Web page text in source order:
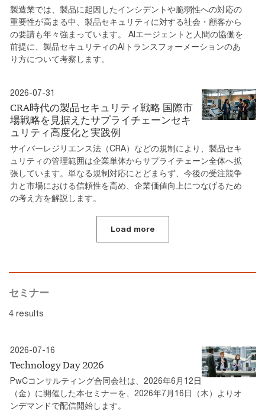
製造業では、製品に起因したインシデントや脆弱性への対応の
重要性が高まる中、製品セキュリティに対する社会・顧客から
の要請も年々強まっています。 AIエージェントと人間の協働を
前提に、製品セキュリティのAIトランスフォーメーションのあ
り方について考察します。
2026-07-31
CRA時代の製品セキュリティ戦略 国際市
場戦略を見据えたサプライチェーンセキ
ュリティ高度化と実践例
サイバーレジリエンス法（CRA）などの規制により、製品セキ
ュリティの管理範囲は企業単体からサプライチェーン全体へ拡
張しています。単なる規制対応にとどまらず、今後の受注競争
力と市場における信頼性を高め、企業価値向上につなげるため
の考え方を解説します。
Load more
セミナー
4 results
2026-07-16
Technology Day 2026
PwCコンサルティング合同会社は、2026年6月12日
（金）に開催した本セミナーを、2026年7月16日（木）よりオ
ンデマンドで配信開始します。